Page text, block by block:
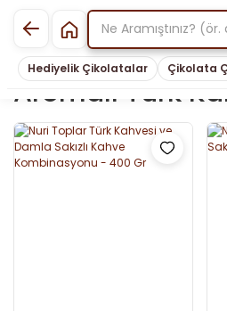
Hediyelik Çikolatalar Çikolata
Aromalı Türk